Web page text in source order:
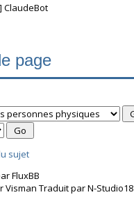
ClaudeBot
page
sujet
FluxBB
Visman Traduit par N-Studio18